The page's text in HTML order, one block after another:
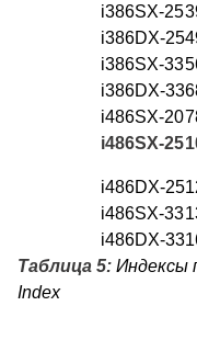
i386SX-25
i386DX-25
i386SX-33
i386DX-33
i486SX-20
i486SX-25
i486DX-25
i486SX-33
i486DX-33
Таблица 5: Индексы
Index